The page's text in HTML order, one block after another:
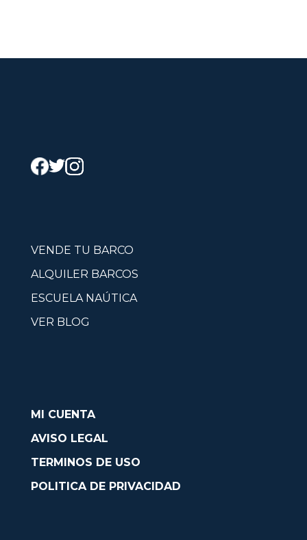
VENDE TU BARCO
ALQUILER BARCOS
ESCUELA NAÚTICA
VER BLOG
MI CUENTA
AVISO LEGAL
TERMINOS DE USO
POLITICA DE PRIVACIDAD